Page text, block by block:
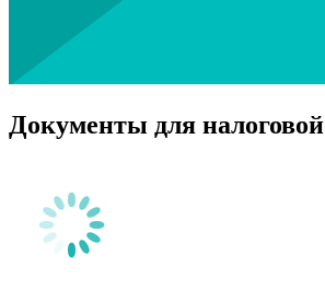
Документы для налоговой